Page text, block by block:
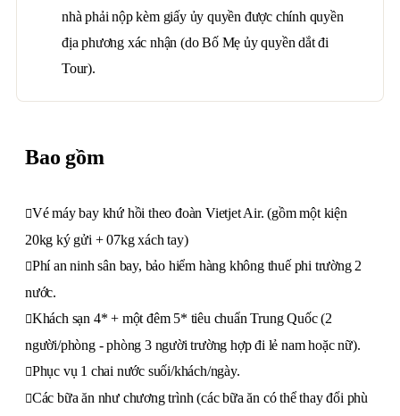
nhà phải nộp kèm giấy ủy quyền được chính quyền
địa phương xác nhận (do Bố Mẹ ủy quyền dắt đi
Tour).
Bao gồm
Vé máy bay khứ hồi theo đoàn Vietjet Air. (gồm một kiện
20kg ký gửi + 07kg xách tay)
Phí an ninh sân bay, bảo hiểm hàng không thuế phi trường 2
nước.
Khách sạn 4* + một đêm 5* tiêu chuẩn Trung Quốc (2
người/phòng - phòng 3 người trường hợp đi lẻ nam hoặc nữ).
Phục vụ 1 chai nước suối/khách/ngày.
Các bữa ăn như chương trình (các bữa ăn có thể thay đổi phù